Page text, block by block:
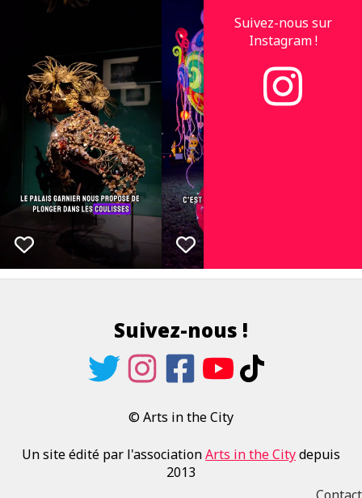
Suivez-nous sur
Instagram !
Suivez-nous !
© Arts in the City
Un site édité par l'associationArts in the Citydepuis
2013